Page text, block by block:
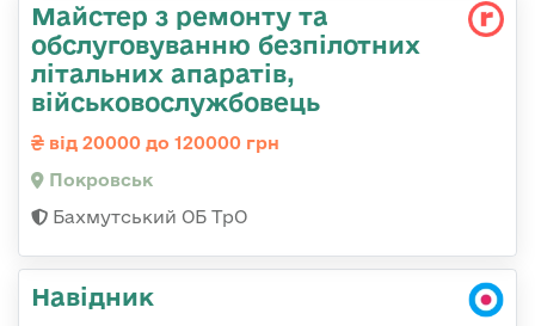
Майстер з ремонту та
обслуговуванню безпілотних
літальних апаратів,
військовослужбовець
від 20000 до 120000 грн
Покровськ
Бахмутський ОБ ТрО
Навідник